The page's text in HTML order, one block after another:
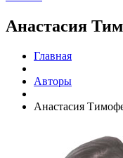
Анастасия
Главная
Авторы
Анастасия